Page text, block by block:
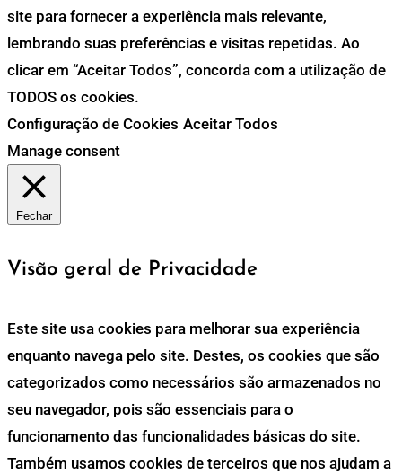
site para fornecer a experiência mais relevante,
lembrando suas preferências e visitas repetidas. Ao
clicar em “Aceitar Todos”, concorda com a utilização de
TODOS os cookies.
Configuração de Cookies Aceitar Todos
Manage consent
Fechar
Visão geral de Privacidade
Este site usa cookies para melhorar sua experiência
enquanto navega pelo site. Destes, os cookies que são
categorizados como necessários são armazenados no
seu navegador, pois são essenciais para o
funcionamento das funcionalidades básicas do site.
Também usamos cookies de terceiros que nos ajudam a